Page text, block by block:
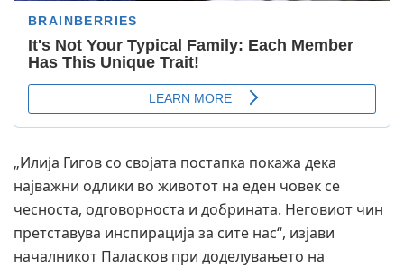
„Илија Гигов со својата постапка покажа дека
најважни одлики во животот на еден човек се
чесноста, одговорноста и добрината. Неговиот чин
претставува инспирација за сите нас“, изјави
началникот Паласков при доделувањето на